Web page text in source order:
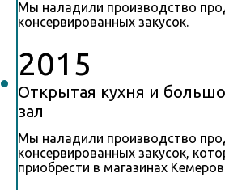
Мы наладили производство
консервированных закусок.
2015
Открытая кухня и
зал
Мы наладили производство
консервированных закусок,
приобрести в магазинах